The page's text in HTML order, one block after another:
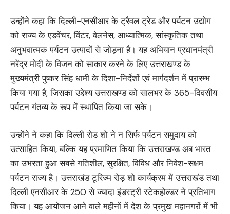
उन्होंने कहा कि दिल्ली-एनसीआर के ट्रैवल ट्रेड और पर्यटन उद्योग
को राज्य के एडवेंचर, विंटर, वेलनेस, आध्यात्मिक, सांस्कृतिक तथा
अनुभवात्मक पर्यटन उत्पादों से जोड़ना है। यह अभियान प्रधानमंत्री
नरेंद्र मोदी के विजन को साकार करने के लिए उत्तराखण्ड के
मुख्यमंत्री पुष्कर सिंह धामी के दिशा-निर्देशों एवं मार्गदर्शन में प्रारम्भ
किया गया है, जिसका उद्देश्य उत्तराखण्ड को सालभर के 365-दिवसीय
पर्यटन गंतव्य के रूप में स्थापित किया जा सके।
उन्होंने ने कहा कि दिल्ली रोड शो ने न सिर्फ पर्यटन समुदाय को
उत्साहित किया, बल्कि यह प्रमाणित किया कि उत्तराखण्ड अब भारत
का उभरता हुआ सबसे गतिशील, सुरक्षित, विविध और निवेश-सक्षम
पर्यटन राज्य है। उत्तराखंड टूरिज्म रोड़ शो कार्यक्रम में उत्तराखंड तथा
दिल्ली एनसीआर के 250 से ज्यादा इंडस्ट्री स्टेकहोल्डर ने प्रतिभाग
किया। यह आयोजन आने वाले महीनों में देश के प्रमुख महानगरों में भी